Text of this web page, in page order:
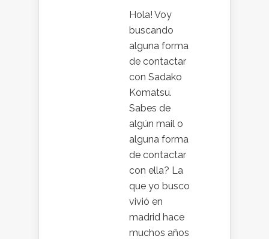
Hola! Voy
buscando
alguna forma
de contactar
con Sadako
Komatsu.
Sabes de
algún mail o
alguna forma
de contactar
con ella? La
que yo busco
vivió en
madrid hace
muchos años